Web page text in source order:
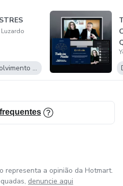
Desenvolvimento Pessoal
representa a opinião da Hotmart.
denuncie aqui